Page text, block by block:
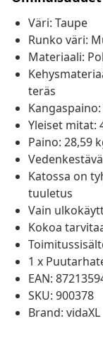
Väri: Taupe
Runko väri:
Materiaali:
teräs
Yleiset mitat:
Paino: 28,59
Katossa on
tuuletus
Vain
Kokoa
1 x
EAN:
SKU: 900378
Brand: vidaXL